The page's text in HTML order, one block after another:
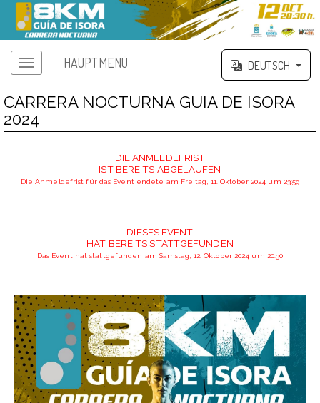
HAUPTMENÜ DEUTSCH
CARRERA NOCTURNA GUIA DE ISORA
2024
DIE ANMELDEFRIST
IST BEREITS ABGELAUFEN
Die Anmeldefrist für das Event endete am Freitag, 11. Oktober 2024 um 23:59
DIESES EVENT
HAT BEREITS STATTGEFUNDEN
Das Event hat stattgefunden am Samstag, 12. Oktober 2024 um 20:30